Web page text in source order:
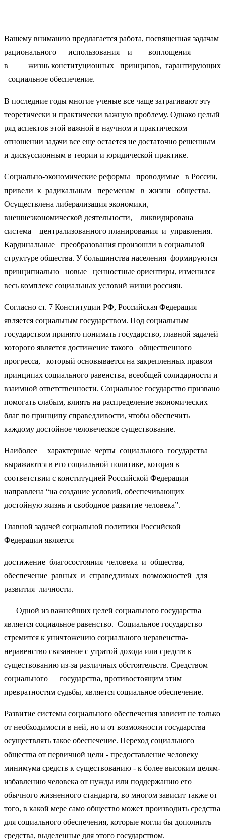
Вашему вниманию предлагается работа, посвященная задачам
рационального использования и воплощения
в жизнь конституционных принципов, гарантирующих
социальное обеспечение.
В последние годы многие ученые все чаще затрагивают эту
теоретически и практически важную проблему. Однако целый
ряд аспектов этой важной в научном и практическом
отношении задачи все еще остается не достаточно решенным
и дискуссионным в теории и юридической практике.
Социально-экономические реформы проводимые в России,
привели к радикальным переменам в жизни общества.
Осуществлена либерализация экономики,
внешнеэкономической деятельности, ликвидирована
система централизованного планирования и управления.
Кардинальные преобразования произошли в социальной
структуре общества. У большинства населения формируются
принципиально новые ценностные ориентиры, изменился
весь комплекс социальных условий жизни россиян.
Согласно ст. 7 Конституции РФ, Российская Федерация
является социальным государством. Под социальным
государством принято понимать государство, главной задачей
которого является достижение такого общественного
прогресса, который основывается на закрепленных правом
принципах социального равенства, всеобщей солидарности и
взаимной ответственности. Социальное государство призвано
помогать слабым, влиять на распределение экономических
благ по принципу справедливости, чтобы обеспечить
каждому достойное человеческое существование.
Наиболее характерные черты социального государства
выражаются в его социальной политике, которая в
соответствии с конституцией Российской Федерации
направлена “на создание условий, обеспечивающих
достойную жизнь и свободное развитие человека”.
Главной задачей социальной политики Российской
Федерации является
достижение благосостояния человека и общества,
обеспечение равных и справедливых возможностей для
развития личности.
Одной из важнейших целей социального государства
является социальное равенство. Социальное государство
стремится к уничтожению социального неравенства-
неравенство связанное с утратой дохода или средств к
существованию из-за различных обстоятельств. Средством
социального государства, противостоящим этим
превратностям судьбы, является социальное обеспечение.
Развитие системы социального обеспечения зависит не только
от необходимости в ней, но и от возможности государства
осуществлять такое обеспечение. Переход социального
общества от первичной цели - предоставление человеку
минимума средств к существованию - к более высоким целям-
избавлению человека от нужды или поддержанию его
обычного жизненного стандарта, во многом зависит также от
того, в какой мере само общество может производить средства
для социального обеспечения, которые могли бы дополнить
средства, выделенные для этого государством.